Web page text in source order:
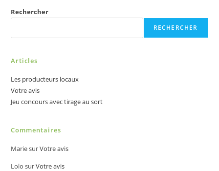
Rechercher
RECHERCHER
Articles
Les producteurs locaux
Votre avis
Jeu concours avec tirage au sort
Commentaires
MariesurVotre avis
Lolo surVotre avis